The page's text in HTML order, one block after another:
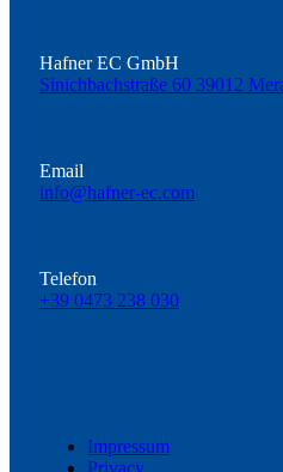
Hafner EC GmbH
Sinichbachstraße 60 39012
Email
info@hafner-ec.com
Telefon
+39 0473 238 030
Impressum
Privacy